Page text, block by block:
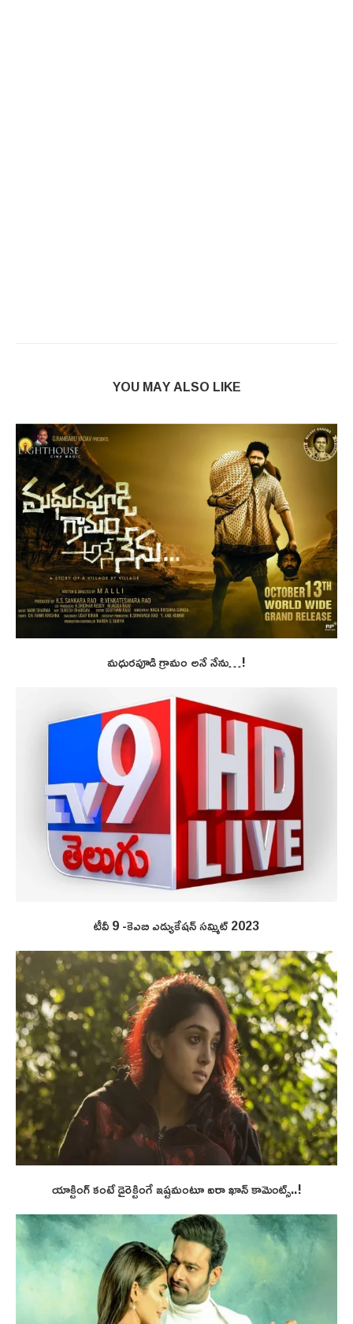
YOU MAY ALSO LIKE
మధురపూడి గ్రామం అనే నేను…!
టీవీ 9 -కెఎబి ఎడ్యుకేషన్ సమ్మిట్ 2023
యాక్టింగ్ కంటే డైరెక్టింగే ఇష్టమంటూ ఐరా ఖాన్ కామెంట్స్..!